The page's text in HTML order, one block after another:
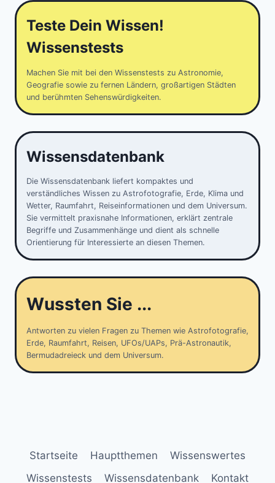
Teste Dein Wissen!
Wissenstests
Machen Sie mit bei den Wissenstests zu Astronomie,
Geografie sowie zu fernen Ländern, großartigen Städten
und berühmten Sehenswürdigkeiten.
Wissensdatenbank
Die Wissensdatenbank liefert kompaktes und
verständliches Wissen zu Astrofotografie, Erde, Klima und
Wetter, Raumfahrt, Reiseinformationen und dem Universum.
Sie vermittelt praxisnahe Informationen, erklärt zentrale
Begriffe und Zusammenhänge und dient als schnelle
Orientierung für Interessierte an diesen Themen.
Wussten Sie ...
Antworten zu vielen Fragen zu Themen wie Astrofotografie,
Erde, Raumfahrt, Reisen, UFOs/UAPs, Prä-Astronautik,
Bermudadreieck und dem Universum.
Startseite Hauptthemen
Wissenswertes
Wissenstests
Wissensdatenbank Kontakt